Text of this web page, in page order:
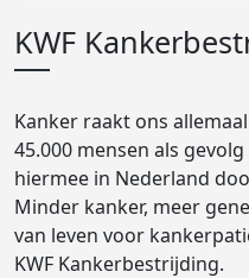
KWF
Kanker raakt ons
45.000 mensen als
hiermee in Nederland
Minder kanker, meer
van leven voor
KWF Kankerbestrijding.